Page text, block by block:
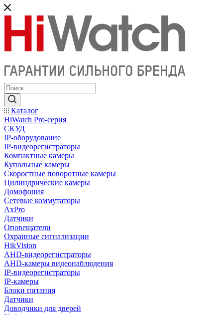
Каталог
HiWatch Pro-серия
CКУД
IP-оборудование
IP-видеорегистраторы
Компактные камеры
Купольные камеры
Скоростные поворотные камеры
Цилиндрические камеры
Домофония
Сетевые коммутаторы
AxPro
Датчики
Оповещатели
Охранные сигнализации
HikVision
AHD-видеорегистраторы
AHD-камеры видеонаблюдения
IP-видеорегистраторы
IP-камеры
Блоки питания
Датчики
Доводчики для дверей